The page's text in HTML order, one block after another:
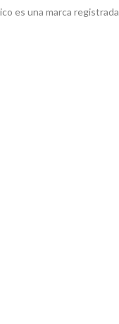
es una marca registrada